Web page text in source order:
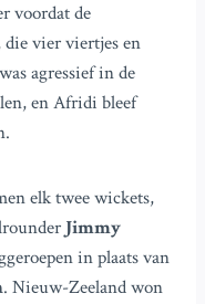
voordat de
vier viertjes en
was agressief in de
en Afridi bleef
elk twee wickets,
Jimmy
in plaats van
. Nieuw-Zeeland won